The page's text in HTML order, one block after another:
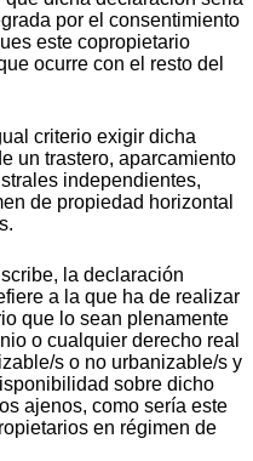
por el consentimiento
este copropietario
ocurre con el resto del
criterio exigir dicha
un trastero, aparcamiento
independientes,
de propiedad horizontal
la declaración
a la que ha de realizar
que lo sean plenamente
o cualquier derecho real
s o no urbanizable/s y
sobre dicho
ajenos, como sería este
en régimen de